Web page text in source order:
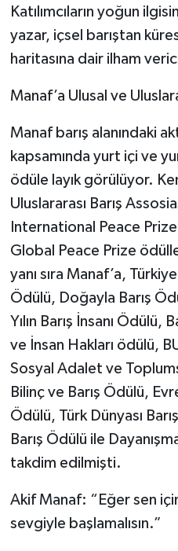
Katılımcıların yoğun
yazar, içsel barıştan
haritasına dair ilham
Manaf’a Ulusal ve
Manaf barış alanındaki
kapsamında yurt içi ve
ödüle layık görülüyor.
Uluslararası Barış
International Peace
Global Peace Prize
yanı sıra Manaf’a,
Ödülü, Doğayla Barış
Yılın Barış İnsanı Ödülü,
ve İnsan Hakları ödülü,
Sosyal Adalet ve
Bilinç ve Barış Ödülü,
Ödülü, Türk Dünyası
Barış Ödülü ile
takdim edilmişti.
Akif Manaf: “Eğer sen
sevgiyle başlamalısın.”